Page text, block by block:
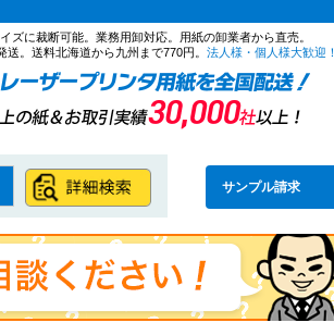
ズに裁断可能。業務用卸対応。用紙の卸業者から直売。
。送料北海道から九州まで770円。 法人様・個人様大歓迎！
サンプル請求